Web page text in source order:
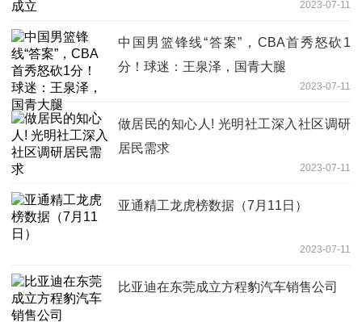
2023-07-11
中国男篮锋线“答案”，CBA首秀怒砍1
分！球迷：王泉泽，国青大腿
2023-07-11
做居民的知心人! 光明社工深入社区调研
居民需求
2023-07-11
亚通精工龙虎榜数据（7月11日）
2023-07-11
比亚迪在东莞成立方程豹汽车销售公司